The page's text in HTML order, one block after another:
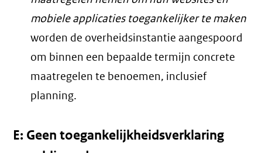
mobiele applicaties toegankelijker te maken
worden de overheidsinstantie aangespoord
om binnen een bepaalde termijn concrete
maatregelen te benoemen, inclusief
planning.
E: Geen toegankelijkheidsverklaring